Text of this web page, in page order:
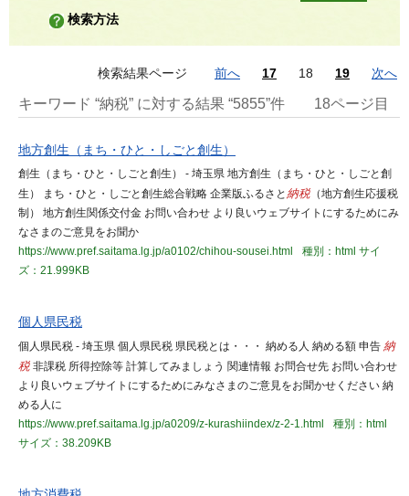
検索方法
検索結果ページ 前へ 17 18 19 次へ
キーワード “納税” に対する結果 “5855”件 18ページ目
地方創生（まち・ひと・しごと創生）
創生（まち・ひと・しごと創生） - 埼玉県 地方創生（まち・ひと・しごと創
生） まち・ひと・しごと創生総合戦略 企業版ふるさと 納税 （地方創生応援税
制） 地方創生関係交付金 お問い合わせ より良いウェブサイトにするためにみ
なさまのご意見をお聞か
https://www.pref.saitama.lg.jp/a0102/chihou-sousei.html
種別：html サイ
ズ：21.999KB
個人県民税
個人県民税 - 埼玉県 個人県民税 県民税とは・・・ 納める人 納める額 申告 納
税 非課税 所得控除等 計算してみましょう 関連情報 お問合せ先 お問い合わせ
より良いウェブサイトにするためにみなさまのご意見をお聞かせください 納
める人に
https://www.pref.saitama.lg.jp/a0209/z-kurashiindex/z-2-1.html
種別：html
サイズ：38.209KB